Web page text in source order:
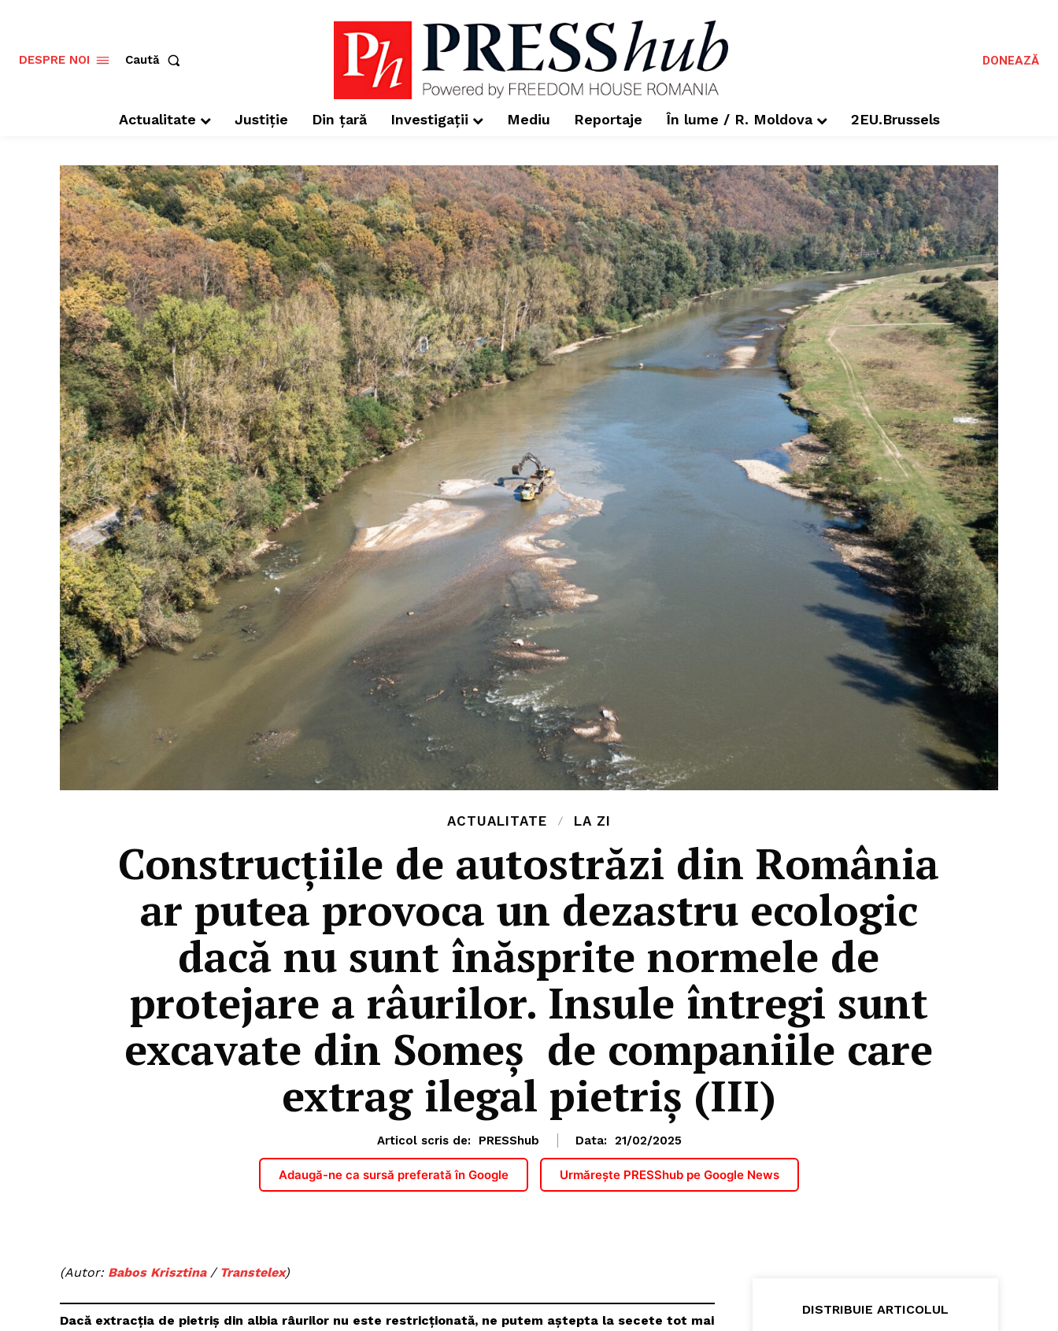
DESPRE NOI Caută DONEAZĂ
Actualitate Justiție Din țară Investigații Mediu Reportaje În lume / R. Moldova 2EU.Brussels
ACTUALITATE LA ZI
Construcțiile de autostrăzi din România
ar putea provoca un dezastru ecologic
dacă nu sunt înăsprite normele de
protejare a râurilor. Insule întregi sunt
excavate din Someș de companiile care
extrag ilegal pietriș (III)
Articol scris de: PRESShub Data: 21/02/2025
Adaugă-ne ca sursă preferată în Google Urmărește PRESShub pe Google News
(Autor: Babos Krisztina/ Transtelex)
Dacă extracția de pietriș din albia râurilor nu este restricționată, ne putem aștepta la secete tot mai
DISTRIBUIE ARTICOLUL